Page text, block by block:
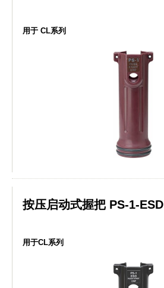
用于 CL系列
按压启动式握把 PS-1-ESD
用于CL系列